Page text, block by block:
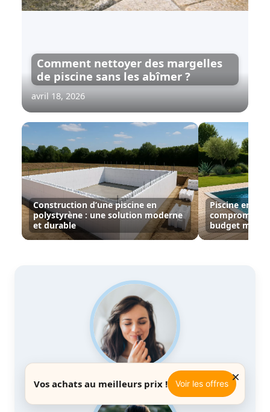
Comment nettoyer des margelles
de piscine sans les abîmer ?
avril 18, 2026
Construction d’une piscine en
polystyrène : une solution moderne
et durable
Piscine
compromis
budget
Vos achats au meilleurs prix ! Voir les offres